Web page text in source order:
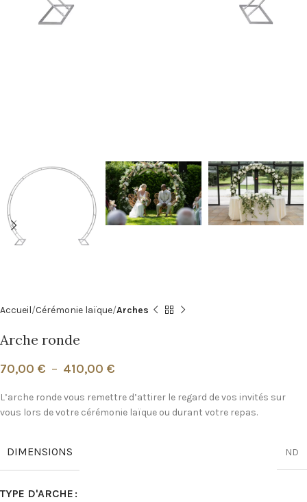
Accueil Cérémonie laïque Arches
Arche ronde
70,00 € – 410,00 €
L’arche ronde vous remettre d’attirer le regard de vos invités sur
vous lors de votre cérémonie laïque ou durant votre repas.
DIMENSIONS ND
TYPE D'ARCHE